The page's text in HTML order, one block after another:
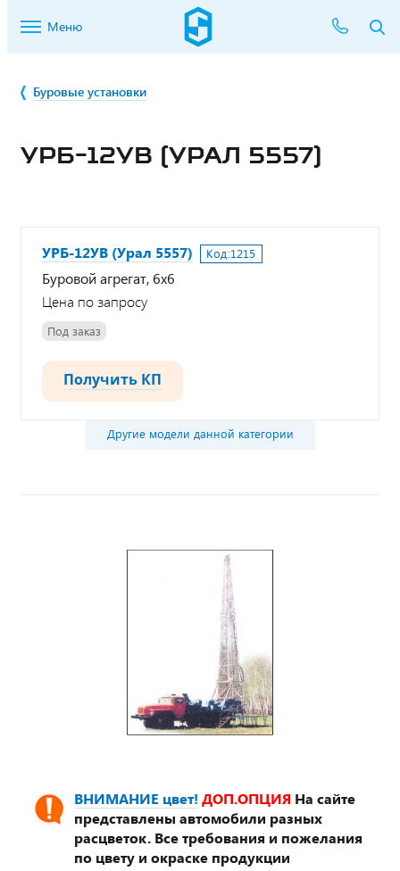
Меню
Буровые установки
УРБ-12УВ (УРАЛ 5557)
УРБ-12УВ (Урал 5557) Код:1215
Буровой агрегат, 6х6
Цена по запросу
Под заказ
Получить КП
Другие модели данной категории
ВНИМАНИЕ цвет! ДОП.ОПЦИЯ На сайте
представлены автомобили разных
расцветок. Все требования и пожелания
по цвету и окраске продукции